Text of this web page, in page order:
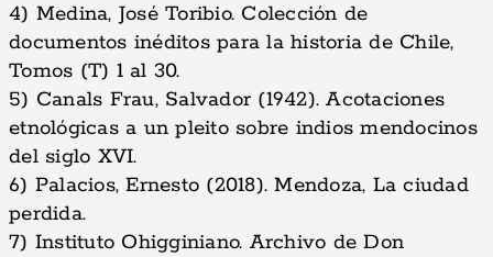
4) Medina, José Toribio. Colección de
documentos inéditos para la historia de Chile,
Tomos (T) 1 al 30.
5) Canals Frau, Salvador (1942). Acotaciones
etnológicas a un pleito sobre indios mendocinos
del siglo XVI.
6) Palacios, Ernesto (2018). Mendoza, La ciudad
perdida.
7) Instituto Ohigginiano. Archivo de Don